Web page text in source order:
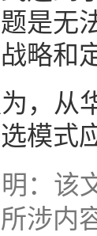
是无
略和
，从
模式
：该
涉内